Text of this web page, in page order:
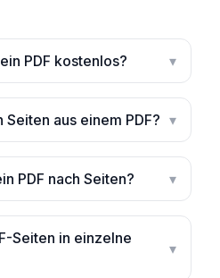
PDF kostenlos? ▾
aus einem PDF? ▾
PDF nach Seiten? ▾
Seiten in einzelne
▾